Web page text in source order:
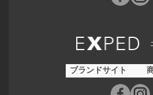
ブランドサイト